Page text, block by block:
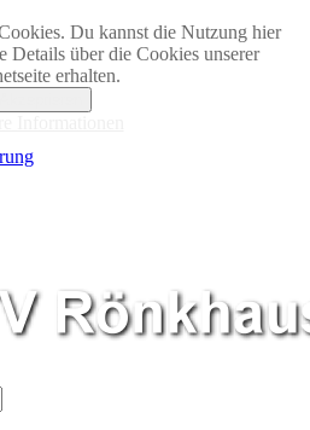
Du kannst die Nutzung hier
Details über die Cookies unserer
erhalten.